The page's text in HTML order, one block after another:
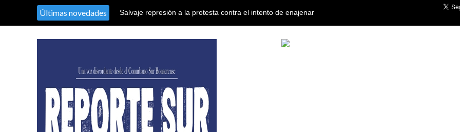
Últimas novedades
Salvaje represión a la protesta contra el intento de enajenar